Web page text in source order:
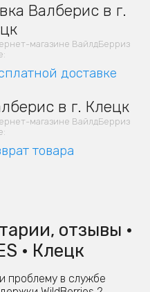
Валберис в г.
магазине ВайлдБерриз
доставке
в г. Клецк
магазине ВайлдБерриз
товара
отзывы •
• Клецк
проблему в службе